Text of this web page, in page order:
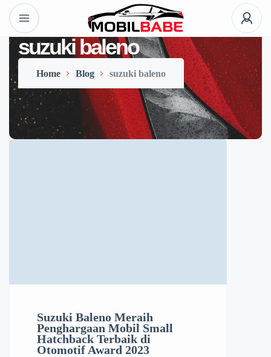
suzuki baleno
Home Blog suzuki baleno
Suzuki Baleno Meraih
Penghargaan Mobil Small
Hatchback Terbaik di
Otomotif Award 2023